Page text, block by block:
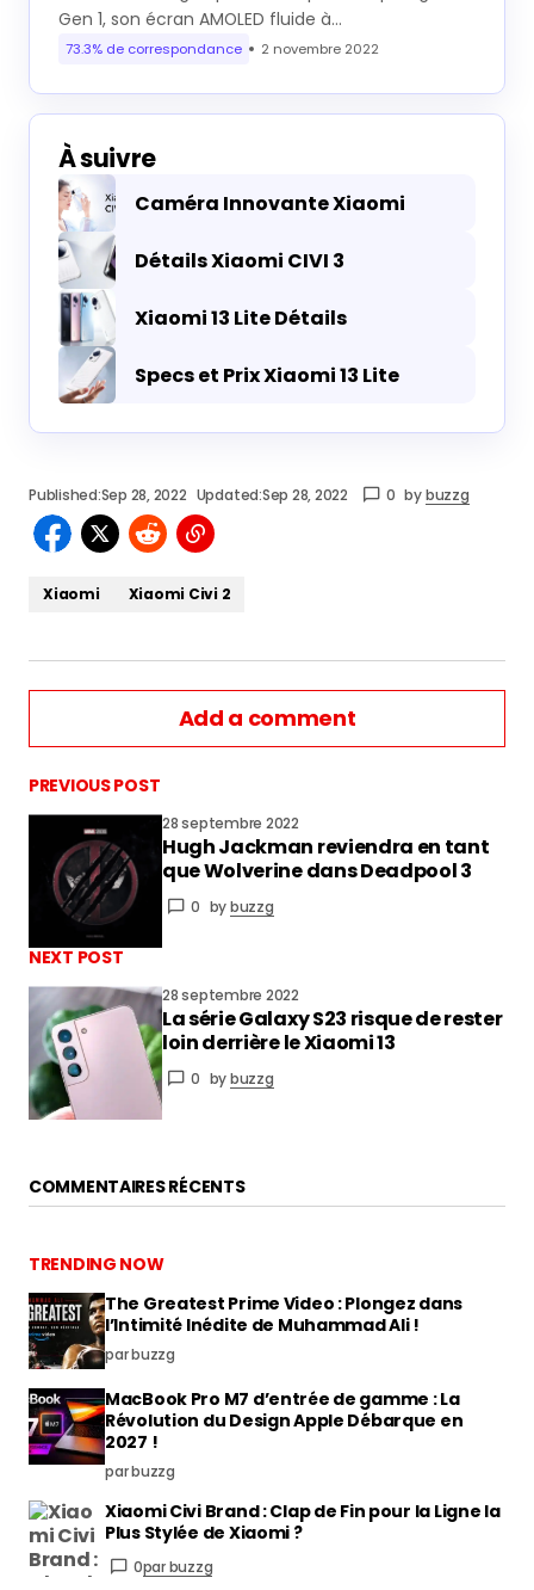
Gen 1, son écran AMOLED fluide à…
73.3% de correspondance 2 novembre 2022
À suivre
Caméra Innovante Xiaomi
Détails Xiaomi CIVI 3
Xiaomi 13 Lite Détails
Specs et Prix Xiaomi 13 Lite
Published:Sep 28, 2022 Updated:Sep 28, 2022 0 bybuzzg
Xiaomi Xiaomi Civi 2
Add a comment
vous connecter
PREVIOUS POST
28 septembre 2022
Hugh Jackman reviendra en tant
que Wolverine dans Deadpool 3
0 bybuzzg
NEXT POST
28 septembre 2022
La série Galaxy S23 risque de rester
loin derrière le Xiaomi 13
0 bybuzzg
COMMENTAIRES RÉCENTS
TRENDING NOW
The Greatest Prime Video : Plongez dans
l’Intimité Inédite de Muhammad Ali !
par buzzg
MacBook Pro M7 d’entrée de gamme : La
Révolution du Design Apple Débarque en
2027 !
par buzzg
Xiaomi Civi Brand : Clap de Fin pour la Ligne la
Plus Stylée de Xiaomi ?
0par buzzg